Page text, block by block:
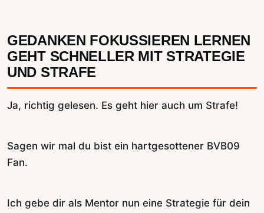
GEDANKEN FOKUSSIEREN LERNEN
GEHT SCHNELLER MIT STRATEGIE
UND STRAFE
Ja, richtig gelesen. Es geht hier auch um Strafe!
Sagen wir mal du bist ein hartgesottener BVB09
Fan.
Ich gebe dir als Mentor nun eine Strategie für dein